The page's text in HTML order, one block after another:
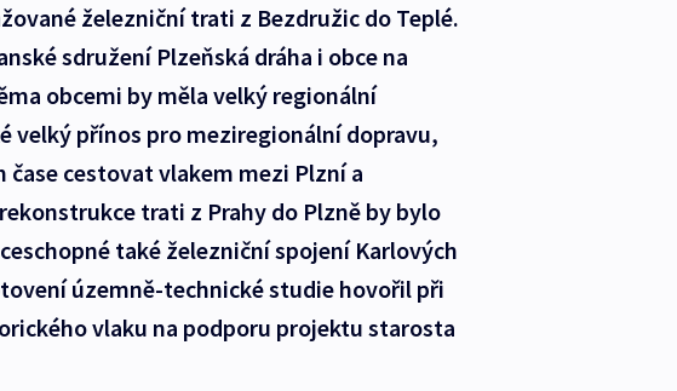
železniční trati z Bezdružic do Teplé.
sdružení Plzeňská dráha i obce na
obcemi by měla velký regionální
velký přínos pro meziregionální dopravu,
cestovat vlakem mezi Plzní a
trati z Prahy do Plzně by bylo
také železniční spojení Karlových
územně-technické studie hovořil při
vlaku na podporu projektu starosta